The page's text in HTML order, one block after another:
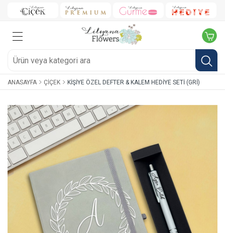
ANASAYFA ÇIÇEK KIŞIYE ÖZEL DEFTER & KALEM HEDIYE SETI (GRI)